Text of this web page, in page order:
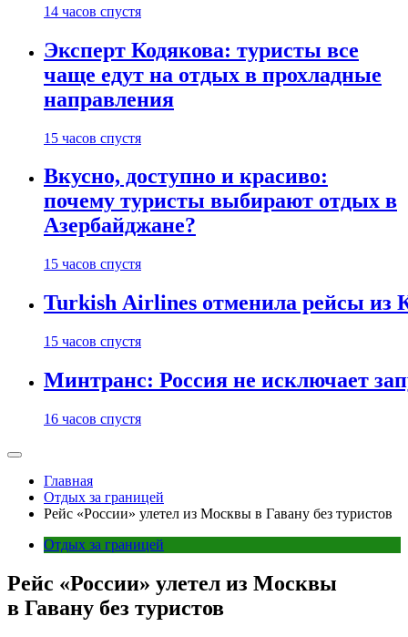
14 часов спустя
Эксперт Кодякова: туристы все
чаще едут на отдых в прохладные
направления
15 часов спустя
Вкусно, доступно и красиво:
почему туристы выбирают отдых в
Азербайджане?
15 часов спустя
Turkish Airlines отменила рейсы из
15 часов спустя
Минтранс: Россия не исключает
16 часов спустя
Главная
Отдых за границей
Рейс «России» улетел из Москвы в Гавану без туристов
Отдых за границей
Рейс «России» улетел из Москвы
в Гавану без туристов